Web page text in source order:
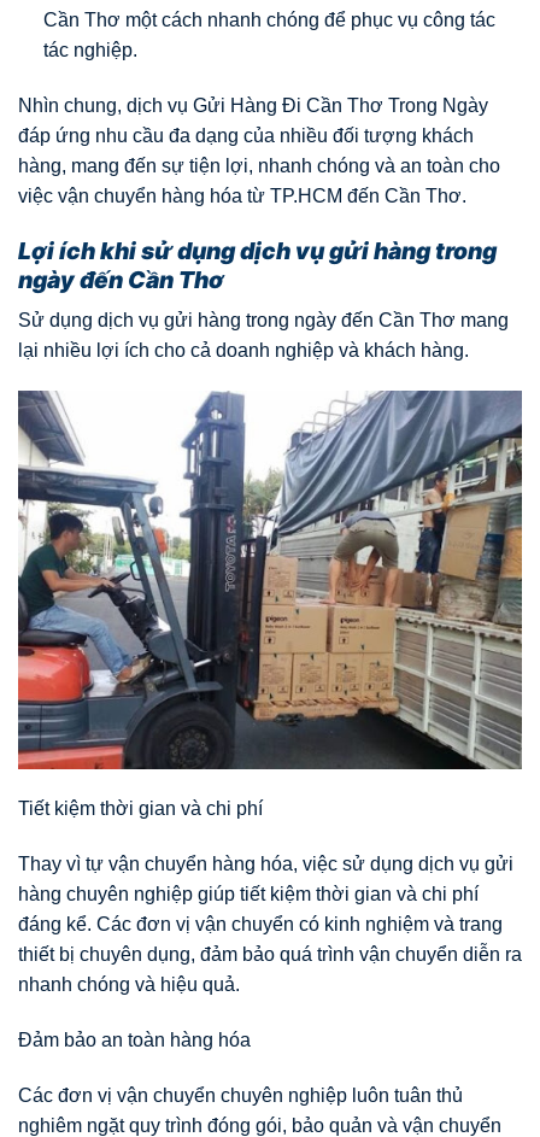
Cần Thơ một cách nhanh chóng để phục vụ công tác
tác nghiệp.
Nhìn chung, dịch vụ Gửi Hàng Đi Cần Thơ Trong Ngày
đáp ứng nhu cầu đa dạng của nhiều đối tượng khách
hàng, mang đến sự tiện lợi, nhanh chóng và an toàn cho
việc vận chuyển hàng hóa từ TP.HCM đến Cần Thơ.
Lợi ích khi sử dụng dịch vụ gửi hàng trong
ngày đến Cần Thơ
Sử dụng dịch vụ gửi hàng trong ngày đến Cần Thơ mang
lại nhiều lợi ích cho cả doanh nghiệp và khách hàng.
Tiết kiệm thời gian và chi phí
Thay vì tự vận chuyển hàng hóa, việc sử dụng dịch vụ gửi
hàng chuyên nghiệp giúp tiết kiệm thời gian và chi phí
đáng kể. Các đơn vị vận chuyển có kinh nghiệm và trang
thiết bị chuyên dụng, đảm bảo quá trình vận chuyển diễn ra
nhanh chóng và hiệu quả.
Đảm bảo an toàn hàng hóa
Các đơn vị vận chuyển chuyên nghiệp luôn tuân thủ
nghiêm ngặt quy trình đóng gói, bảo quản và vận chuyển